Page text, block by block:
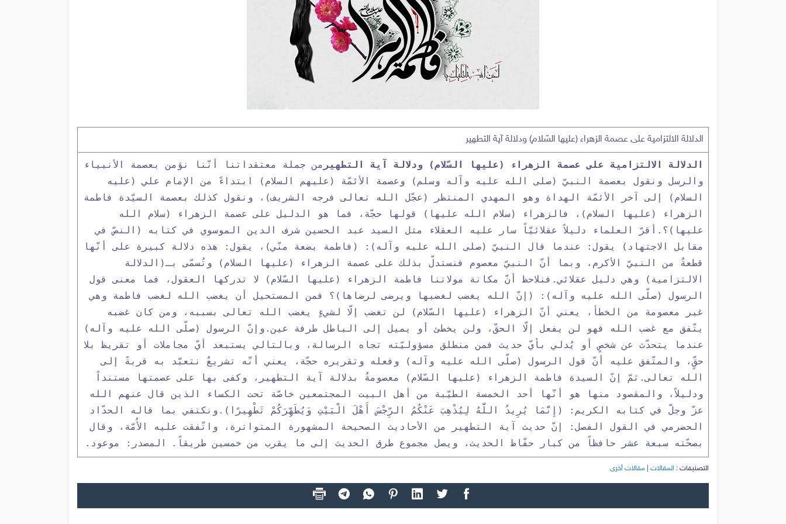
الدلالة الالتزامية على عصمة الزهراء (عليها السّلام) ودلالة آية التطهير
الدلالة الالتزامية على عصمة الزهراء (عليها السّلام) ودلالة آية التطهير من جملة معتقداتنا أنّنا نؤمن بعصمة الأنبياء
والرسل ونقول بعصمة النبيّ (صلى الله عليه وآله وسلم) وعصمة الأئمّة (عليهم السلام) ابتداءً من الإمام علي (عليه
السلام) إلى آخر الأئمّة الهداة وهو المهدي المنتظر (عجّل الله تعالى فرجه الشريف)، ونقول كذلك بعصمة السيّدة فاطمة
الزهراء (عليها السلام)، فالزهراء (سلام الله عليها) قولها حجّة، فما هو الدليل على عصمة الزهراء (سلام الله
عليها)؟. أقرّ العلماء دليلاً عقلائيّاً سار عليه العقلاء مثل السيد عبد الحسين شرف الدين الموسوي في كتابه (النصّ في
مقابل الاجتهاد) يقول: عندما قال النبيّ (صلى الله عليه وآله): (فاطمة بضعة منّي)، يقول: هذه دلالة كبيرة على أنّها
قطعةٌ من النبيّ الأكرم، وبما أنّ النبيّ معصوم فنستدلّ بذلك على عصمة الزهراء (عليها السلام) وتُسمّى بـ(الدلالة
الالتزامية) وهي دليل عقلائي. فنلاحظ أنّ مكانة مولاتنا فاطمة الزهراء (عليها السّلام) لا تدركها العقول، فما معنى قول
الرسول (صلّى الله عليه وآله): (إنّ الله يغضب لغضبها ويرضى لرضاها)؟ فمن المستحيل أن يغضب الله لغضب فاطمة وهي
غير معصومة من الخطأ، يعني أنّ الزهراء (عليها السّلام) لن تغضب إلّا لشيءٍ يغضب الله تعالى بسببه، ومن كان غضبه
يتّفق مع غضب الله فهو لن يفعل إلّا الحقّ، ولن يخطئ أو يميل إلى الباطل طرفة عين. وإنّ الرسول (صلّى الله عليه وآله)
عندما يتحدّث عن شخصٍ أو يُدلي بأيّ حديث فمن منطلق مسؤوليّته تجاه الرسالة، وبالتالي يستبعد أيّ مجاملات أو تقريظ بلا
حقٍّ، والمتّفق عليه أنّ قول الرسول (صلّى الله عليه وآله) وفعله وتقريره حجّة، يعني أنّه تشريعٌ نتعبّد به قربةً إلى
الله تعالى. ثمّ إنّ السيدة فاطمة الزهراء (عليها السّلام) معصومةٌ بدلالة آية التطهير، وكفى بها على عصمتها مستنداً
ودليلاً، والمقصود منها هو أنّها أحد الخمسة الطيّبة من أهل البيت المجتمعين خاصّة تحت الكساء الذين قال عنهم الله
عزّ وجلّ في كتابه الكريم: (إِنَّمَا يُرِيدُ اللَّهُ لِيُذْهِبَ عَنْكُمُ الرِّجْسَ أَهْلَ الْبَيْتِ وَيُطَهِّرَكُمْ تَطْهِيرًا). ونكتفي بما قاله الحدّاد
الحضرمي في القول الفصل: إنّ حديث آية التطهير من الأحاديث الصحيحة المشهورة المتواترة، واتّفقت عليه الأُمّة، وقال
بصحّته سبعة عشر حافظاً من كبار حفّاظ الحديث، ويصل مجموع طرق الحديث إلى ما يقرب من خمسين طريقاً.
المصدر: موعود.
التصنيفات : المقالات مقالات أخرى